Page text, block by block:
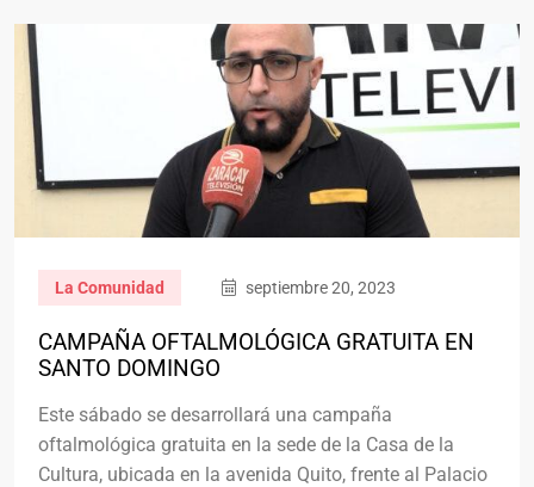
La Comunidad septiembre 20, 2023
CAMPAÑA OFTALMOLÓGICA GRATUITA EN
SANTO DOMINGO
Este sábado se desarrollará una campaña
oftalmológica gratuita en la sede de la Casa de la
Cultura, ubicada en la avenida Quito, frente al Palacio